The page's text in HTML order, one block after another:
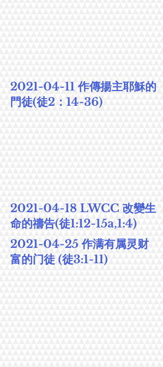
2021-04-11 作傳揚主耶穌的
門徒(徒2：14-36)
2021-04-18 LWCC 改變生
命的禱告(徒1:12-15a,1:4)
2021-04-25作满有属灵财
富的门徒 (徒3:1-11)